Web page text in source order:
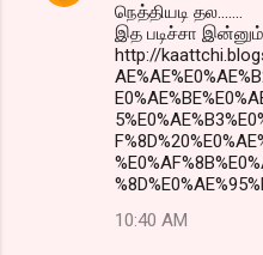
நெத்தியடி தல.......
இத படிச்சா
http://
10:40 AM